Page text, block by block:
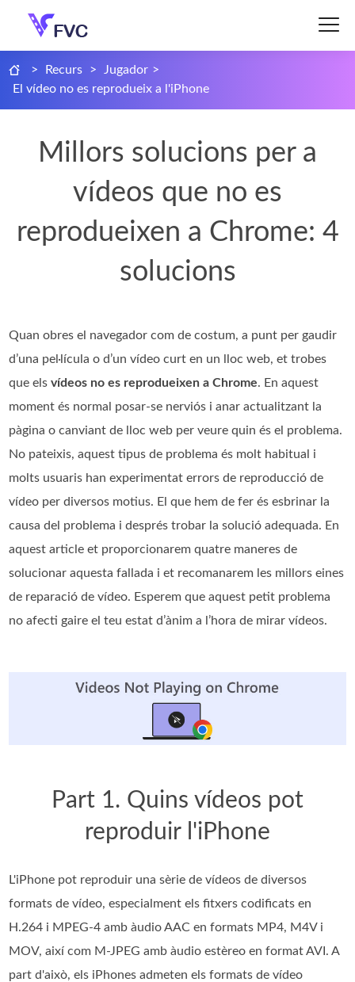
> Recurs > Jugador >
El vídeo no es reprodueix a l'iPhone
Millors solucions per a
vídeos que no es
reprodueixen a Chrome: 4
solucions
Quan obres el navegador com de costum, a punt per gaudir
d’una pel·lícula o d’un vídeo curt en un lloc web, et trobes
que elsvídeos no es reprodueixen a Chrome. En aquest
moment és normal posar-se nerviós i anar actualitzant la
pàgina o canviant de lloc web per veure quin és el problema.
No pateixis, aquest tipus de problema és molt habitual i
molts usuaris han experimentat errors de reproducció de
vídeo per diversos motius. El que hem de fer és esbrinar la
causa del problema i després trobar la solució adequada. En
aquest article et proporcionarem quatre maneres de
solucionar aquesta fallada i et recomanarem les millors eines
de reparació de vídeo. Esperem que aquest petit problema
no afecti gaire el teu estat d’ànim a l’hora de mirar vídeos.
Part 1. Quins vídeos pot
reproduir l'iPhone
L'iPhone pot reproduir una sèrie de vídeos de diversos
formats de vídeo, especialment els fitxers codificats en
H.264 i MPEG-4 amb àudio AAC en formats MP4, M4V i
MOV, així com M-JPEG amb àudio estèreo en format AVI. A
part d'això, els iPhones admeten els formats de vídeo